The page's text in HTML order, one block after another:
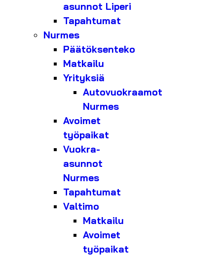
asunnot Liperi
Tapahtumat
Nurmes
Päätöksenteko
Matkailu
Yrityksiä
Autovuokraamot
Nurmes
Avoimet
työpaikat
Vuokra-
asunnot
Nurmes
Tapahtumat
Valtimo
Matkailu
Avoimet
työpaikat